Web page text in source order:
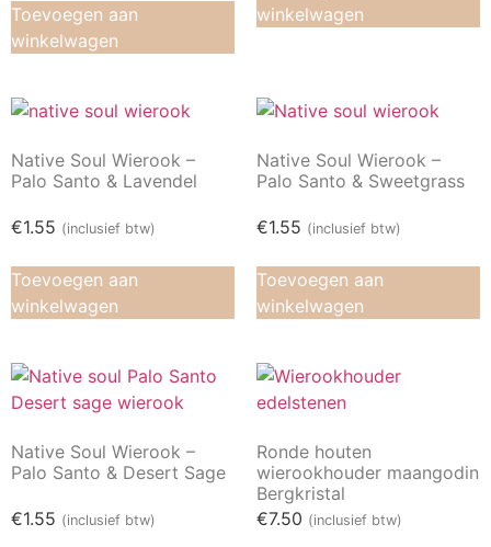
Toevoegen aan
winkelwagen
winkelwagen
Native Soul Wierook –
Palo Santo & Lavendel
€1.55 (inclusief btw)
Toevoegen aan
winkelwagen
Native Soul Wierook –
Palo Santo & Sweetgrass
€1.55 (inclusief btw)
Toevoegen aan
winkelwagen
Native Soul Wierook –
Palo Santo & Desert Sage
€1.55 (inclusief btw)
Ronde houten
wierookhouder maangodin
Bergkristal
€7.50 (inclusief btw)